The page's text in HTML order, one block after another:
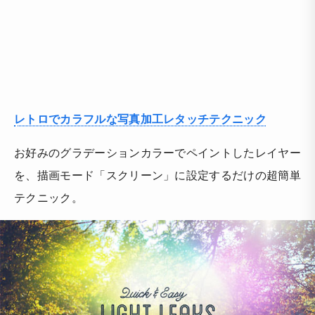
レトロでカラフルな写真加工レタッチテクニック
お好みのグラデーションカラーでペイントしたレイヤー
を、描画モード「スクリーン」に設定するだけの超簡単
テクニック。